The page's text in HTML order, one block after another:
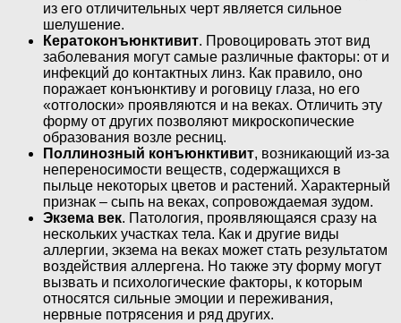
из его отличительных черт является сильное
шелушение.
Кератоконъюнктивит. Провоцировать этот вид
заболевания могут самые различные факторы: от и
инфекций до контактных линз. Как правило, оно
поражает конъюнктиву и роговицу глаза, но его
«отголоски» проявляются и на веках. Отличить эту
форму от других позволяют микроскопические
образования возле ресниц.
Поллинозный конъюнктивит, возникающий из-за
непереносимости веществ, содержащихся в
пыльце некоторых цветов и растений. Характерный
признак – сыпь на веках, сопровождаемая зудом.
Экзема век. Патология, проявляющаяся сразу на
нескольких участках тела. Как и другие виды
аллергии, экзема на веках может стать результатом
воздействия аллергена. Но также эту форму могут
вызвать и психологические факторы, к которым
относятся сильные эмоции и переживания,
нервные потрясения и ряд других.